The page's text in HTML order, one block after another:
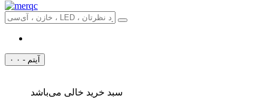
۰ آیتم - ۰
سبد خرید خالی می‌باشد